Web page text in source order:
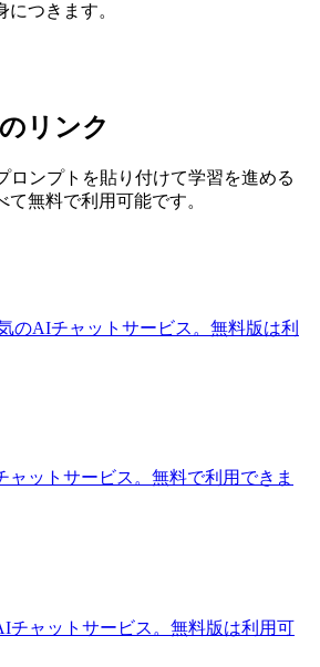
つきます。
リンク
ロンプトを貼り付けて学習を進める
無料で利用可能です。
のAIチャットサービス。無料版は利
ャットサービス。無料で利用できま
チャットサービス。無料版は利用可